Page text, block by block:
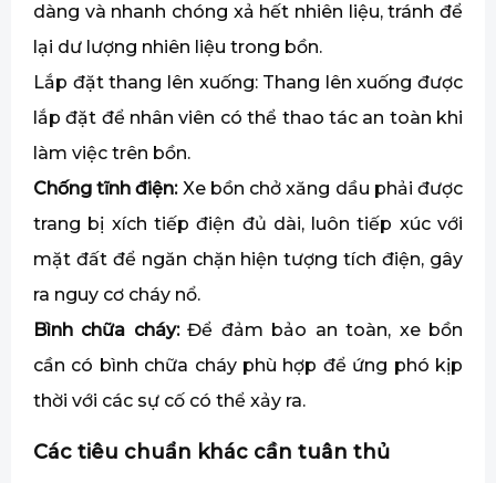
dàng và nhanh chóng xả hết nhiên liệu, tránh để
lại dư lượng nhiên liệu trong bồn.
Lắp đặt thang lên xuống: Thang lên xuống được
lắp đặt để nhân viên có thể thao tác an toàn khi
làm việc trên bồn.
Chống tĩnh điện:Xe bồn chở xăng dầu phải được
trang bị xích tiếp điện đủ dài, luôn tiếp xúc với
mặt đất để ngăn chặn hiện tượng tích điện, gây
ra nguy cơ cháy nổ.
Bình chữa cháy:Để đảm bảo an toàn, xe bồn
cần có bình chữa cháy phù hợp để ứng phó kịp
thời với các sự cố có thể xảy ra.
Các tiêu chuẩn khác cần tuân thủ